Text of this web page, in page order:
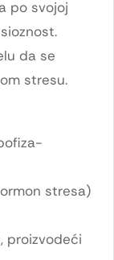
po svojoj
da se
stresu.
stresa)
proizvodeći